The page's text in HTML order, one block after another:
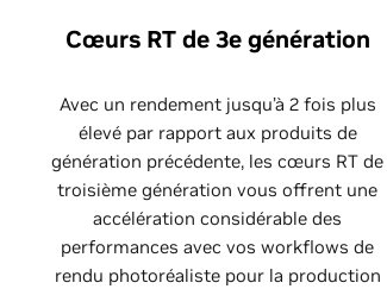
Cœurs RT de 3e génération
Avec un rendement jusqu’à 2 fois plus
élevé par rapport aux produits de
génération précédente, les cœurs RT de
troisième génération vous offrent une
accélération considérable des
performances avec vos workflows de
rendu photoréaliste pour la production